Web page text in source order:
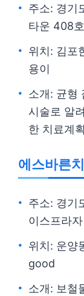
주소: 경기
타운 408호
위치: 김포
용이
소개: 균형
시술로 알
한 치료계
에스바른
주소: 경기
이스프라
위치: 운양
good
소개: 보철